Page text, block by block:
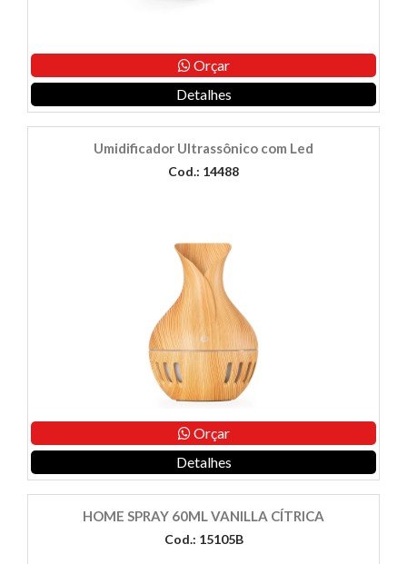
Orçar
Detalhes
Umidificador Ultrassônico com Led
Cod.: 14488
Orçar
Detalhes
HOME SPRAY 60ML VANILLA CÍTRICA
Cod.: 15105B